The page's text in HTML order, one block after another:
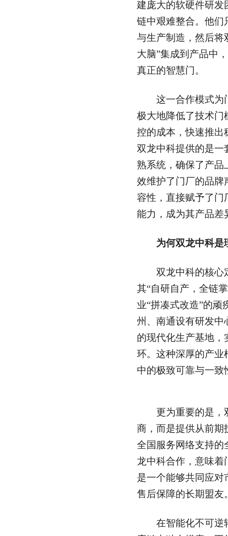
建庞大的软硬件研发
链中艰难整合。他们
与生产制造，然后将
大脑”集成到产品中
真正的智慧门。
这一合作模式为
极大地降低了技术门
控的成本，快速推出
双龙中科提供的是
熟系统，确保了产品
效维护了门厂的品牌
容性，直接赋予了门
能力，成为其产品差
为何双龙中科是
双龙中科的核心
其“自研自产，全链
业“拼凑式改造”的
州、南通设有研发中
的现代化生产基地
环。这种深厚的产业
中的极致可靠与一致
更为重要的是，
商，而是提供从前期
全国服务网络支持的
龙中科合作，意味
是一个能够共同应
售后保障的长期盟友
在智能化不可逆